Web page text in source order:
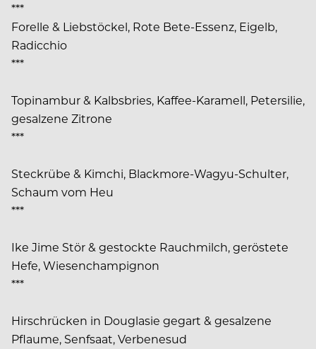
***
Forelle & Liebstöckel, Rote Bete-Essenz, Eigelb,
Radicchio
***
Topinambur & Kalbsbries, Kaffee-Karamell, Petersilie,
gesalzene Zitrone
***
Steckrübe & Kimchi, Blackmore-Wagyu-Schulter,
Schaum vom Heu
***
Ike Jime Stör & gestockte Rauchmilch, geröstete
Hefe, Wiesenchampignon
***
Hirschrücken in Douglasie gegart & gesalzene
Pflaume, Senfsaat, Verbenesud